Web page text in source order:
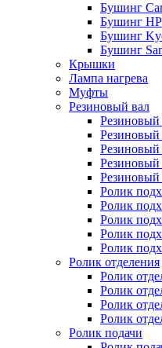
Бушинг
Бушинг HP
Бушинг
Бушинг
Крышки
Лампа нагрева
Муфты
Резиновый вал
Резиновый
Резиновый
Резиновый
Резиновый
Резиновый
Ролик
Ролик
Ролик
Ролик
Ролик
Ролик отделения
Ролик
Ролик
Ролик
Ролик
Ролик подачи